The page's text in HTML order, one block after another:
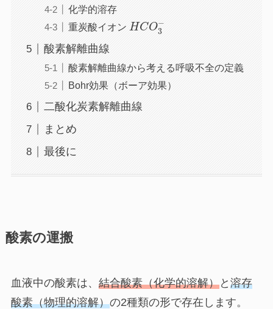
化学的溶存
重炭酸イオン HCO−
3
酸素解離曲線
酸素解離曲線から考える呼吸不全の定義
Bohr効果（ボーア効果）
二酸化炭素解離曲線
まとめ
最後に
酸素の運搬
血液中の酸素は、 結合酸素（化学的溶解）と 溶存
酸素（物理的溶解）の2種類の形で存在します。